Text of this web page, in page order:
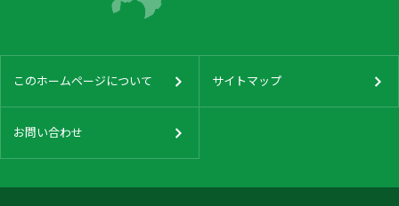
このホームページについて サイトマップ
お問い合わせ